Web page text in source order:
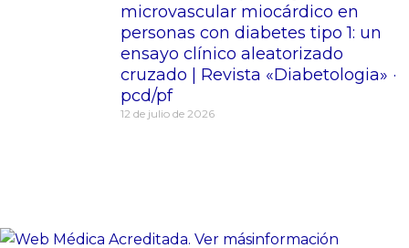
microvascular miocárdico en
personas con diabetes tipo 1: un
ensayo clínico aleatorizado
cruzado | Revista «Diabetologia» ·
pcd/pf
12 de julio de 2026